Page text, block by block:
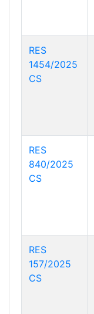
RES
1454/2025
CS
RES
840/2025
CS
RES
157/2025
CS